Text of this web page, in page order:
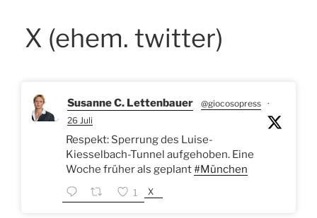
X (ehem. twitter)
Susanne C. Lettenbauer @giocosopress ·
26 Juli
Respekt: Sperrung des Luise-
Kiesselbach-Tunnel aufgehoben. Eine
Woche früher als geplant#München
1 X